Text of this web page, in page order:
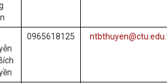
0965618125